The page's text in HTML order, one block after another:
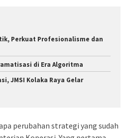
Perkuat Profesionalisme dan
di Era Algoritma
JMSI Kolaka Raya Gelar
perubahan strategi yang sudah